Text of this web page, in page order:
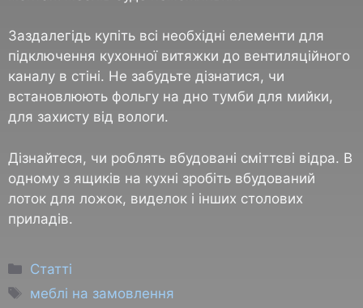
Заздалегідь купіть всі необхідні елементи для
підключення кухонної витяжки до вентиляційного
каналу в стіні. Не забудьте дізнатися, чи
встановлюють фольгу на дно тумби для мийки,
для захисту від вологи.
Дізнайтеся, чи роблять вбудовані сміттєві відра. В
одному з ящиків на кухні зробіть вбудований
лоток для ложок, виделок і інших столових
приладів.
Статті
меблі на замовлення